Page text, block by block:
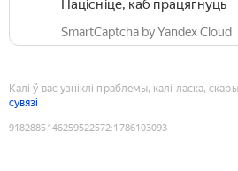
Націсніце, каб працягнуць
SmartCaptcha by Yandex Cloud
Калі ў вас узніклі праблемы, калі ласка,
сувязі
9182885146259522572:1786103093